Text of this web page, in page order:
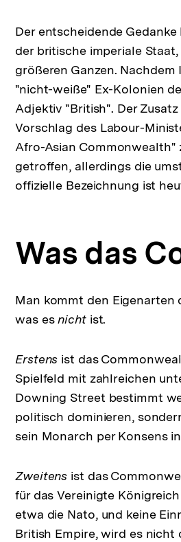
Der entscheidende
der britische imperiale
größeren Ganzen. Nachdem
"nicht-weiße" Ex-Kolonien
Adjektiv "British". Der
Vorschlag des Labour-
Afro-Asian Commonwealth"
getroffen, allerdings die
offizielle Bezeichnung ist
Was das
Man kommt den Eigenarten
was esnichtist.
Erstens ist das
Spielfeld mit zahlreichen
Downing Street bestimmt
politisch dominieren,
sein Monarch per Konsens
Zweitens ist das
für das Vereinigte
etwa die Nato, und keine
British Empire, wird es